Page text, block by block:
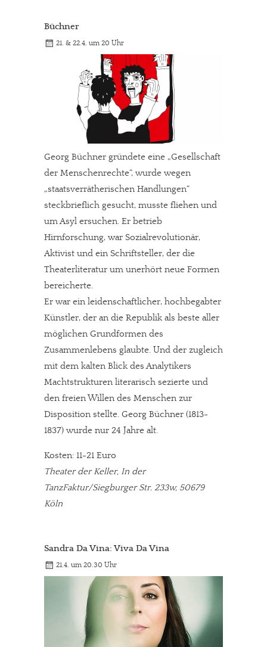
Büchner
21. & 22.4. um 20 Uhr
Georg Büchner gründete eine „Gesellschaft
der Menschenrechte“, wurde wegen
„staatsverrätherischen Handlungen“
steckbrieflich gesucht, musste fliehen und
um Asyl ersuchen. Er betrieb
Hirnforschung, war Sozialrevolutionär,
Aktivist und ein Schriftsteller, der die
Theaterliteratur um unerhört neue Formen
bereicherte.
Er war ein leidenschaftlicher, hochbegabter
Künstler, der an die Republik als beste aller
möglichen Grundformen des
Zusammenlebens glaubte. Und der zugleich
mit dem kalten Blick des Analytikers
Machtstrukturen literarisch sezierte und
den freien Willen des Menschen zur
Disposition stellte. Georg Büchner (1813-
1837) wurde nur 24 Jahre alt.
Kosten: 11-21 Euro
Theater der Keller, In der
TanzFaktur/Siegburger Str. 233w, 50679
Köln
Sandra Da Vina: Viva Da Vina
21.4. um 20.30 Uhr